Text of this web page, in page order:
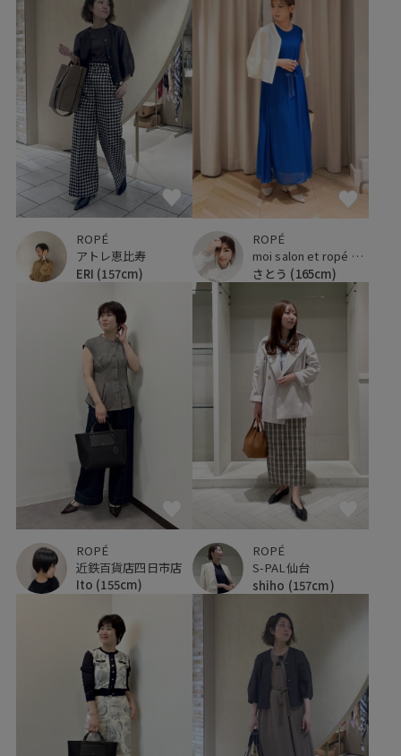
ROPÉ
アトレ恵比寿
ERI (157cm)
ROPÉ
moi salon et ropé 玉川髙島屋
さとう (165cm)
ROPÉ
近鉄百貨店四日市店
Ito (155cm)
ROPÉ
S-PAL仙台
shiho (157cm)